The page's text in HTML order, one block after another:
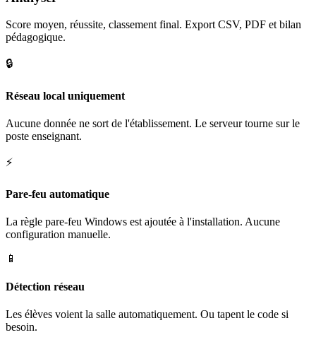
Score moyen, réussite, classement final. Export CSV, PDF et bilan
pédagogique.
🔒
Réseau local uniquement
Aucune donnée ne sort de l'établissement. Le serveur tourne sur le
poste enseignant.
⚡
Pare-feu automatique
La règle pare-feu Windows est ajoutée à l'installation. Aucune
configuration manuelle.
📱
Détection réseau
Les élèves voient la salle automatiquement. Ou tapent le code si
besoin.